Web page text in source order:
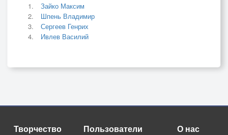
Зайко Максим
Шпень Владимир
Сергеев Генрих
Ивлев Василий
Творчество Пользователи О нас